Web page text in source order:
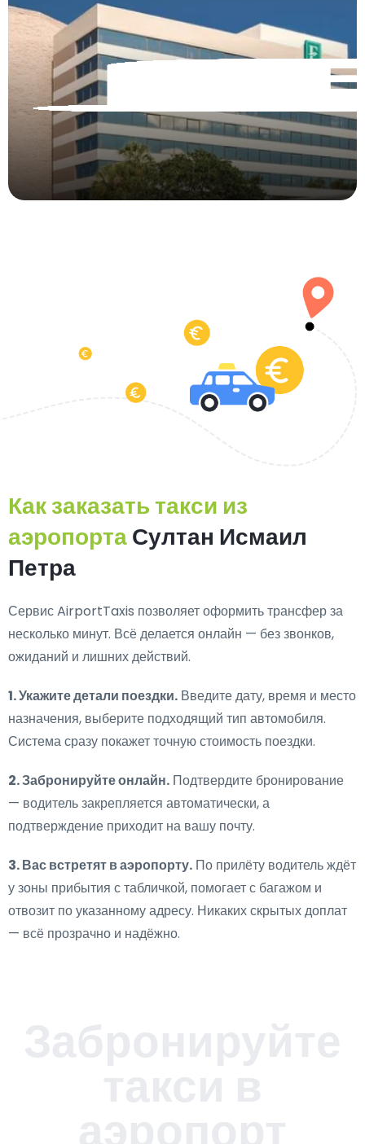
Как заказать такси из
аэропортаСултан Исмаил
Петра
Сервис AirportTaxis позволяет оформить трансфер за
несколько минут. Всё делается онлайн — без звонков,
ожиданий и лишних действий.
1. Укажите детали поездки. Введите дату, время и место
назначения, выберите подходящий тип автомобиля.
Система сразу покажет точную стоимость поездки.
2. Забронируйте онлайн. Подтвердите бронирование
— водитель закрепляется автоматически, а
подтверждение приходит на вашу почту.
3. Вас встретят в аэропорту. По прилёту водитель ждёт
у зоны прибытия с табличкой, помогает с багажом и
отвозит по указанному адресу. Никаких скрытых доплат
— всё прозрачно и надёжно.